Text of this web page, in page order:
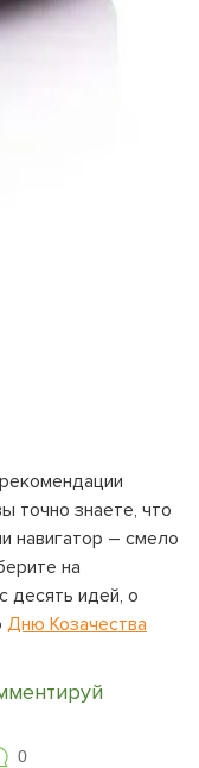
точно знаете, что
навигатор – смело
на
десять идей, о
Дню Козачества
0